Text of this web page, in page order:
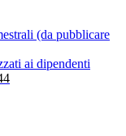
(da pubblicare
ai dipendenti